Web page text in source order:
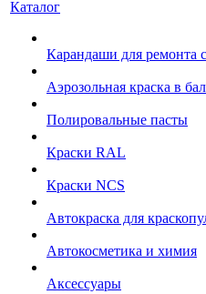
Каталог
Карандаши для ремонта
Аэрозольная краска в
Полировальные пасты
Краски RAL
Краски NCS
Автокраска для
Автокосметика и химия
Аксессуары